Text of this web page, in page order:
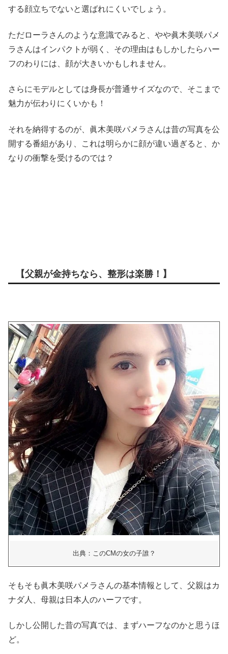
する顔立ちでないと選ばれにくいでしょう。
ただローラさんのような意識でみると、やや眞木美咲パメ
ラさんはインパクトが弱く、その理由はもしかしたらハー
フのわりには、顔が大きいかもしれません。
さらにモデルとしては身長が普通サイズなので、そこまで
魅力が伝わりにくいかも！
それを納得するのが、眞木美咲パメラさんは昔の写真を公
開する番組があり、これは明らかに顔が違い過ぎると、か
なりの衝撃を受けるのでは？
【父親が金持ちなら、整形は楽勝！】
出典：このCMの女の子誰？
そもそも眞木美咲パメラさんの基本情報として、父親はカ
ナダ人、母親は日本人のハーフです。
しかし公開した昔の写真では、まずハーフなのかと思うほ
ど。